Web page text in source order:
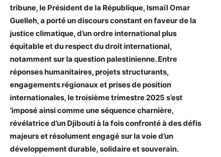
tribune, le Président de la République, Ismaïl Omar
Guelleh, a porté un discours constant en faveur de la
justice climatique, d’un ordre international plus
équitable et du respect du droit international,
notamment sur la question palestinienne. Entre
réponses humanitaires, projets structurants,
engagements régionaux et prises de position
internationales, le troisième trimestre 2025 s’est
’imposé ainsi comme une séquence charnière,
révélatrice d’un Djibouti à la fois confronté à des défis
majeurs et résolument engagé sur la voie d’un
développement durable, solidaire et souverain.